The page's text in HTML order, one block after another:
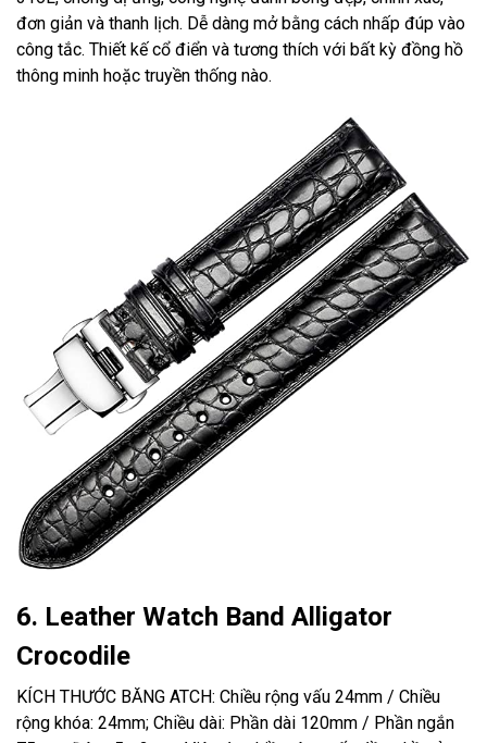
đơn giản và thanh lịch. Dễ dàng mở bằng cách nhấp đúp vào
công tắc. Thiết kế cổ điển và tương thích với bất kỳ đồng hồ
thông minh hoặc truyền thống nào.
6. Leather Watch Band Alligator
Crocodile
KÍCH THƯỚC BĂNG ATCH: Chiều rộng vấu 24mm / Chiều
rộng khóa: 24mm; Chiều dài: Phần dài 120mm / Phần ngắn